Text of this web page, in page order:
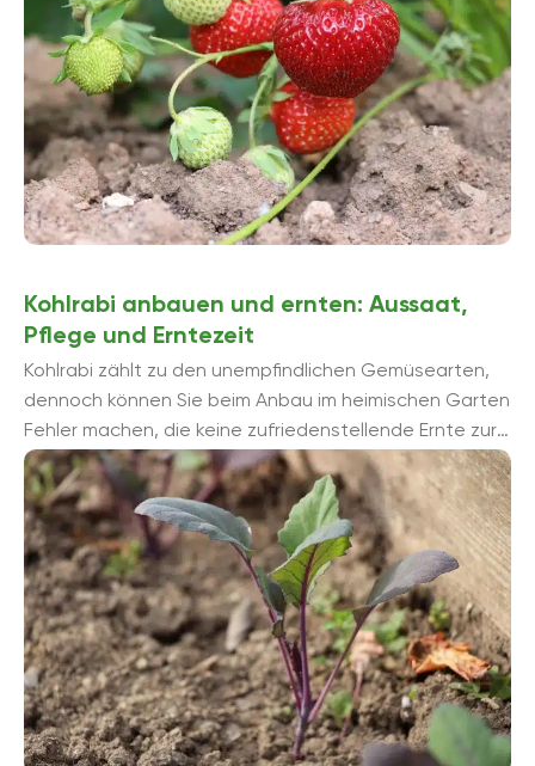
Kohlrabi anbauen und ernten: Aussaat,
Pflege und Erntezeit
Kohlrabi zählt zu den unempfindlichen Gemüsearten,
dennoch können Sie beim Anbau im heimischen Garten
Fehler machen, die keine zufriedenstellende Ernte zur
Folge haben. Diese sind schnell gemacht, ...